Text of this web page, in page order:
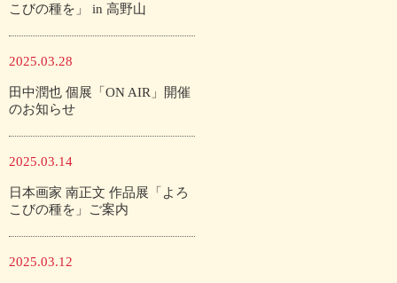
こびの種を」 in 高野山
2025.03.28
田中潤也 個展「ON AIR」開催
のお知らせ
2025.03.14
日本画家 南正文 作品展「よろ
こびの種を」ご案内
2025.03.12